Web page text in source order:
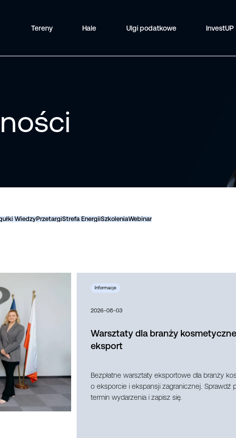
Tereny Hale Ulgi podatkowe InvestUP
WiedzyPrzetargiStrefa EnergiiSzkoleniaWebinar
2026-08-03
Warsztaty dla branży
eksport
Bezpłatne warsztaty eksportowe dla branży
o eksporcie i ekspansji zagranicznej. Sprawdź
termin wydarzenia i zapisz się.